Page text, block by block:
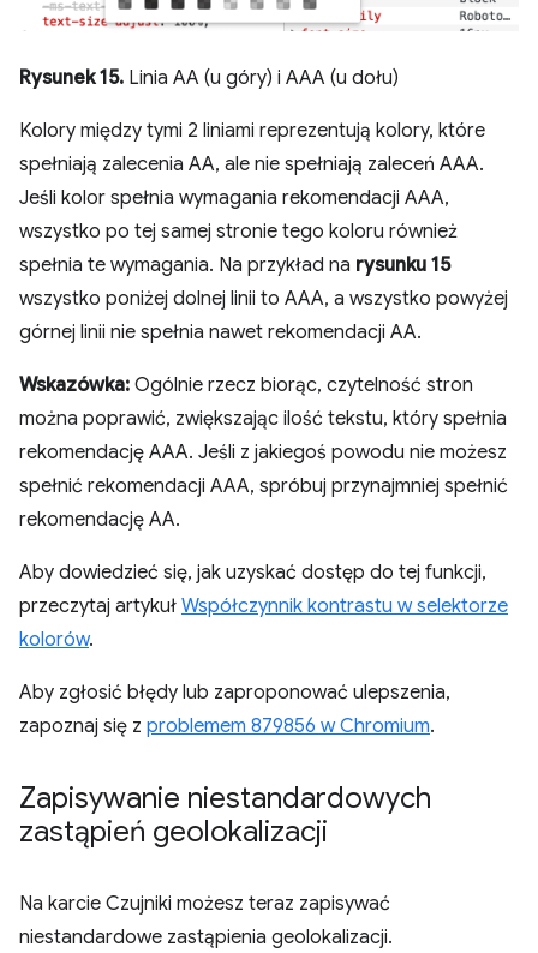
Rysunek 15. Linia AA (u góry) i AAA (u dołu)
Kolory między tymi 2 liniami reprezentują kolory, które
spełniają zalecenia AA, ale nie spełniają zaleceń AAA.
Jeśli kolor spełnia wymagania rekomendacji AAA,
wszystko po tej samej stronie tego koloru również
spełnia te wymagania. Na przykład na rysunku 15
wszystko poniżej dolnej linii to AAA, a wszystko powyżej
górnej linii nie spełnia nawet rekomendacji AA.
Wskazówka: Ogólnie rzecz biorąc, czytelność stron
można poprawić, zwiększając ilość tekstu, który spełnia
rekomendację AAA. Jeśli z jakiegoś powodu nie możesz
spełnić rekomendacji AAA, spróbuj przynajmniej spełnić
rekomendację AA.
Aby dowiedzieć się, jak uzyskać dostęp do tej funkcji,
przeczytaj artykuł Współczynnik kontrastu w selektorze
kolorów.
Aby zgłosić błędy lub zaproponować ulepszenia,
zapoznaj się z problemem 879856 w Chromium.
Zapisywanie niestandardowych
zastąpień geolokalizacji
Na karcie Czujniki możesz teraz zapisywać
niestandardowe zastąpienia geolokalizacji.